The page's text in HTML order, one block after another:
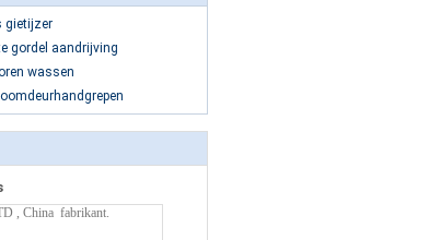
gietijzer
gordel aandrijving
wassen